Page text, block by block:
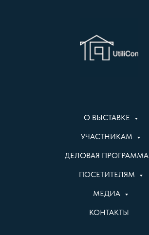
О ВЫСТАВКЕ
УЧАСТНИКАМ
ДЕЛОВАЯ ПРОГРАММА
ПОСЕТИТЕЛЯМ
МЕДИА
КОНТАКТЫ